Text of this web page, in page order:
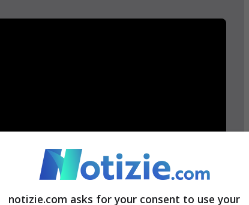
notizie.com asks for your consent to use your